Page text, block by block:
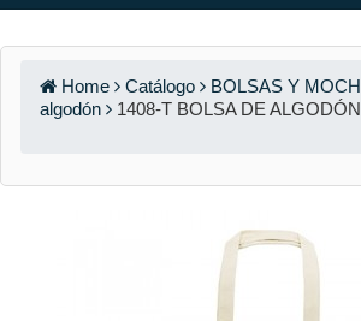
Home Catálogo BOLSAS Y
algodón
1408-T BOLSA DE